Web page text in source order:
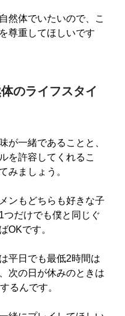
然体でいたいので、こ
尊重してほしいです
のライフスタイ
一緒であることと、
を許容してくれるこ
みましょう。
ンもどちらも好きな子
つだけでも僕と同じぐ
OKです。
平日でも最低2時間は
次の日が休みのときは
るんです。